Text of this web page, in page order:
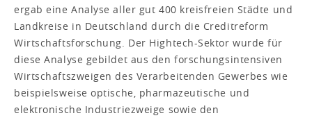
ergab eine Analyse aller gut 400 kreisfreien Städte und
Landkreise in Deutschland durch die Creditreform
Wirtschaftsforschung. Der Hightech-Sektor wurde für
diese Analyse gebildet aus den forschungsintensiven
Wirtschaftszweigen des Verarbeitenden Gewerbes wie
beispielsweise optische, pharmazeutische und
elektronische Industriezweige sowie den